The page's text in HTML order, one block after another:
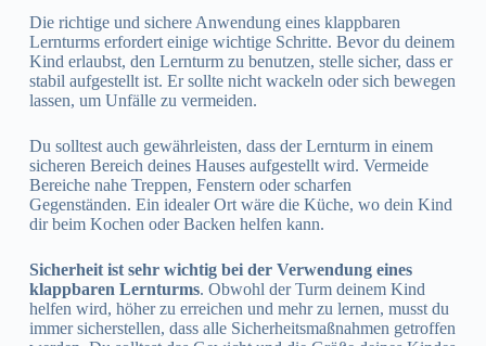
Die richtige und sichere Anwendung eines klappbaren
Lernturms erfordert einige wichtige Schritte. Bevor du deinem
Kind erlaubst, den Lernturm zu benutzen, stelle sicher, dass er
stabil aufgestellt ist. Er sollte nicht wackeln oder sich bewegen
lassen, um Unfälle zu vermeiden.
Du solltest auch gewährleisten, dass der Lernturm in einem
sicheren Bereich deines Hauses aufgestellt wird. Vermeide
Bereiche nahe Treppen, Fenstern oder scharfen
Gegenständen. Ein idealer Ort wäre die Küche, wo dein Kind
dir beim Kochen oder Backen helfen kann.
Sicherheit ist sehr wichtig bei der Verwendung eines
klappbaren Lernturms. Obwohl der Turm deinem Kind
helfen wird, höher zu erreichen und mehr zu lernen, musst du
immer sicherstellen, dass alle Sicherheitsmaßnahmen getroffen